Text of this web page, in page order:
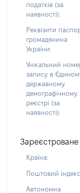
податків (за
наявності):
Реквізити
громадянина
України:
Унікальний
запису в
державному
демографічному
реєстрі (за
наявності):
Країна:
Поштовий
Автономна